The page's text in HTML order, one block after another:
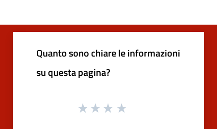
Quanto sono chiare le informazioni
su questa pagina?